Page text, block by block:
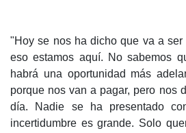
"Hoy se nos ha dicho que va a ser
eso estamos aquí. No sabemos
habrá una oportunidad más
porque nos van a pagar, pero nos
día. Nadie se ha presentado
incertidumbre es grande. Solo